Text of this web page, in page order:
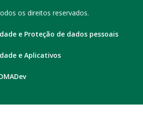
os direitos reservados.
e Proteção de dados pessoais
e Aplicativos